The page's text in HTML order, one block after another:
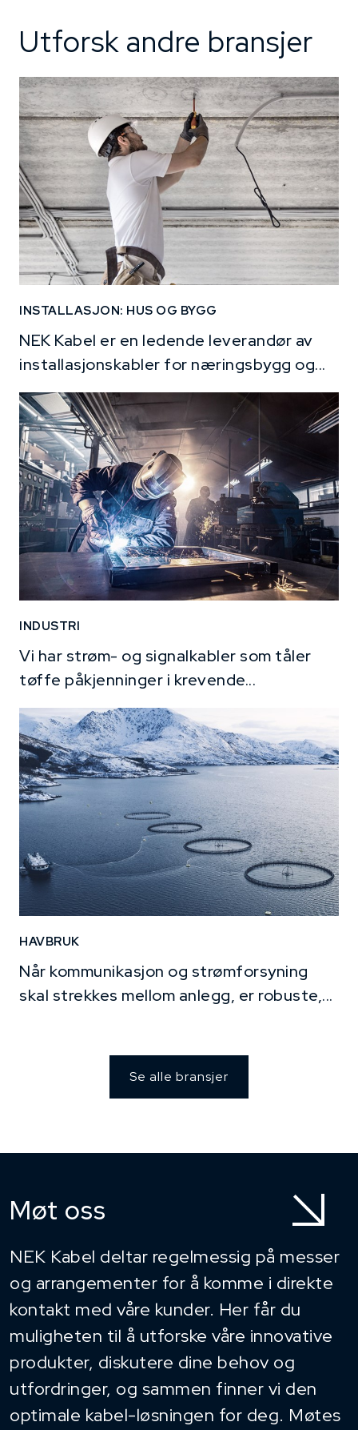
Utforsk andre bransjer
INSTALLASJON: HUS OG BYGG
NEK Kabel er en ledende leverandør av
installasjonskabler for næringsbygg og...
INDUSTRI
Vi har strøm- og signalkabler som tåler
tøffe påkjenninger i krevende...
HAVBRUK
Når kommunikasjon og strømforsyning
skal strekkes mellom anlegg, er robuste,...
Se alle bransjer
Møt oss
NEK Kabel deltar regelmessig på messer
og arrangementer for å komme i direkte
kontakt med våre kunder. Her får du
muligheten til å utforske våre innovative
produkter, diskutere dine behov og
utfordringer, og sammen finner vi den
optimale kabel-løsningen for deg. Møtes